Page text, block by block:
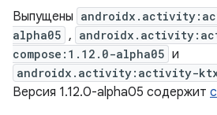
Выпущены
alpha05 ,
compose:1.12.0-alpha05 и
androidx.activity:activity-
Версия 1.12.0-alpha05 содержит